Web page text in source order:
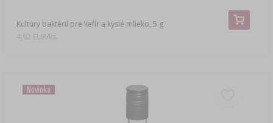
Kultúry baktérií pre kefír a kyslé mlieko, 5 g
4,92 EUR/ks.
Novinka